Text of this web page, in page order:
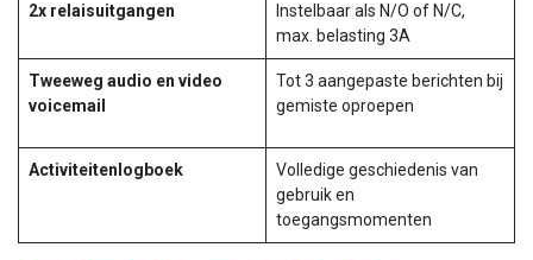
2x relaisuitgangen
Instelbaar als N/O of N/C,
max. belasting 3A
Tweeweg audio en video
voicemail
Tot 3 aangepaste berichten bij
gemiste oproepen
Activiteitenlogboek
Volledige geschiedenis van
gebruik en
toegangsmomenten